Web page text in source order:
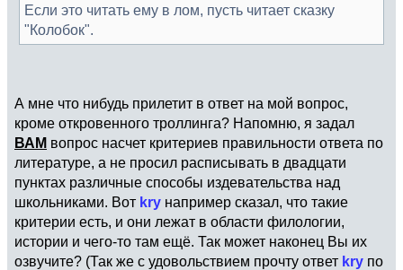
Если это читать ему в лом, пусть читает сказку
"Колобок".
А мне что нибудь прилетит в ответ на мой вопрос,
кроме откровенного троллинга? Напомню, я задал
ВАМ вопрос насчет критериев правильности ответа по
литературе, а не просил расписывать в двадцати
пунктах различные способы издевательства над
школьниками. Вот kry например сказал, что такие
критерии есть, и они лежат в области филологии,
истории и чего-то там ещё. Так может наконец Вы их
озвучите? (Так же с удовольствием прочту ответ kry по